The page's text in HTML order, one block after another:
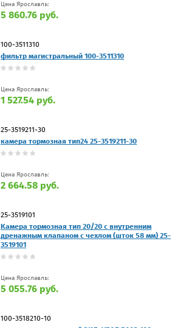
Цена Ярославль:
5 860.76 руб.
100-3511310
фильтр магистральный 100-3511310
Цена Ярославль:
1 527.54 руб.
25-3519211-30
камера тормозная тип24 25-3519211-30
Цена Ярославль:
2 664.58 руб.
25-3519101
Камера тормозная тип 20/20 с внутренним
дренажным клапаном с чехлом (шток 58 мм) 25-
3519101
Цена Ярославль:
5 055.76 руб.
100-3518210-10